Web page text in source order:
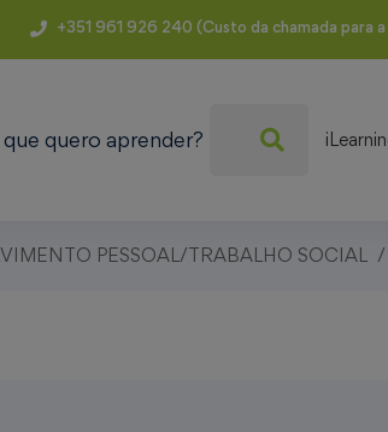
+351 961 926 240 (Custo da chamada para
quero aprender?
PESSOAL/TRABALHO SOCIAL